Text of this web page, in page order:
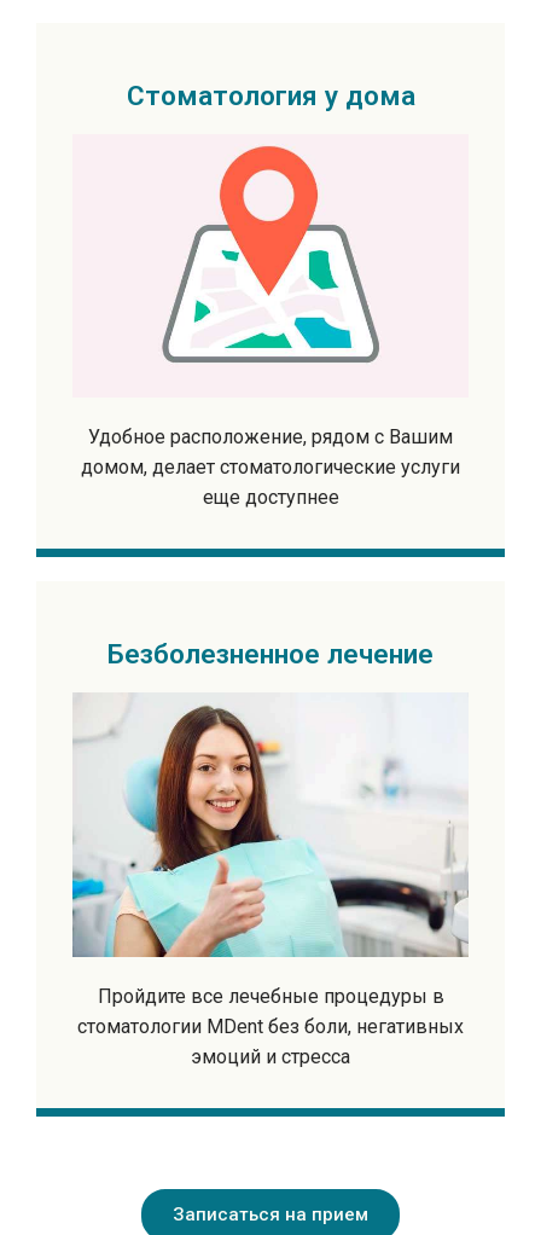
Стоматология у дома
Удобное расположение, рядом с Вашим
домом, делает стоматологические услуги
еще доступнее
Безболезненное лечение
Пройдите все лечебные процедуры в
стоматологии MDent без боли, негативных
эмоций и стресса
Записаться на прием